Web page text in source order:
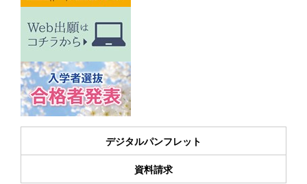
デジタルパンフレット
資料請求